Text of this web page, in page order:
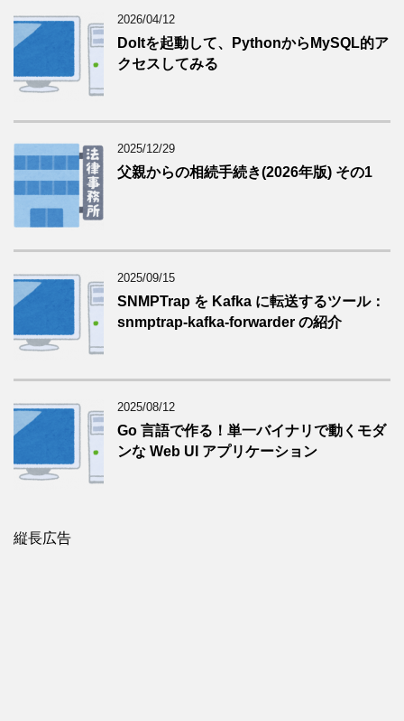
2026/04/12
Doltを起動して、PythonからMySQL的ア
クセスしてみる
2025/12/29
父親からの相続手続き(2026年版) その1
2025/09/15
SNMPTrap を Kafka に転送するツール：
snmptrap-kafka-forwarder の紹介
2025/08/12
Go 言語で作る！単一バイナリで動くモダ
ンな Web UI アプリケーション
縦長広告